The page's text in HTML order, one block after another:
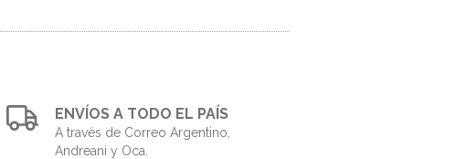
ENVÍOS A TODO EL PAÍS
A través de Correo Argentino,
Andreani y Oca.